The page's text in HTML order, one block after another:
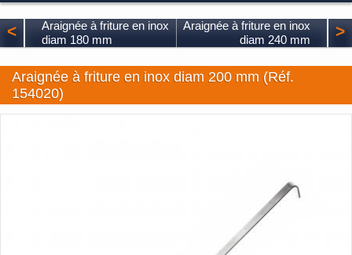
<
Araignée à friture en inox
diam 180 mm
Araignée à friture en inox
diam 240 mm
>
Araignée à friture en inox diam 200 mm (Réf.
154020)